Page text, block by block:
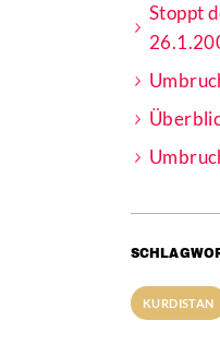
Stoppt
KURDISTAN